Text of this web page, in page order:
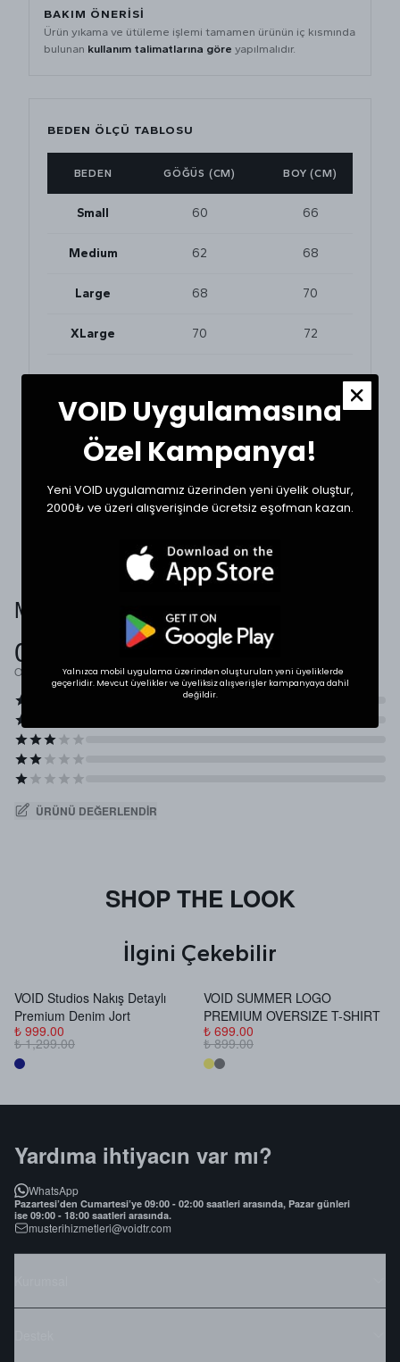
BAKIM ÖNERİSİ
Ürün yıkama ve ütüleme işlemi tamamen ürünün iç kısmında
bulunan kullanım talimatlarına göre yapılmalıdır.
BEDEN ÖLÇÜ TABLOSU
BEDEN GÖĞÜS (CM) BOY (CM)
Small 60 66
Medium 62 68
Large 68 70
XLarge 70 72
BEDEN VE UYUMLULUK
Tekstil ürünlerinde beden seçimi modellere göre
değişkenlik gösterebilir. En doğru seçim için
dolabınızdaki beğendiğiniz bir ürünün ölçülerini alıp
* Ölçülerde +1/-1 cm farklılık olabilir.
Müşteri Yorumları
0.0
Ortalama Puan
ÜRÜNÜ DEĞERLENDIR
SHOP THE LOOK
İlgini Çekebilir
VOID Studios Nakış Detaylı
Premium Denim Jort
₺ 999.00
₺ 1,299.00
VOID SUMMER LOGO
PREMIUM OVERSIZE T-SHIRT
₺ 699.00
₺ 899.00
Yardıma ihtiyacın var mı?
WhatsApp
Pazartesi’den Cumartesi’ye 09:00 - 02:00 saatleri arasında, Pazar günleri
ise 09:00 - 18:00 saatleri arasında.
musterihizmetleri@voidtr.com
VOID Uygulamasına
Özel Kampanya!
Yeni VOID uygulamamız üzerinden yeni üyelik oluştur,
2000₺ ve üzeri alışverişinde ücretsiz eşofman kazan.
Yalnızca mobil uygulama üzerinden oluşturulan yeni üyeliklerde
geçerlidir. Mevcut üyelikler ve üyeliksiz alışverişler kampanyaya dahil
değildir.